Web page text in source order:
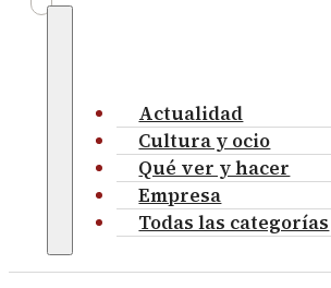
Actualidad
Cultura y ocio
Qué ver y hacer
Empresa
Todas las categorías